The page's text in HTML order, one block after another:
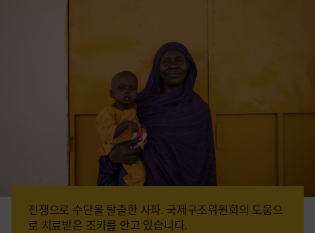
전쟁으로 수단을 탈출한 사파. 국제구조위원회의 도움으
로 치료받은 조카를 안고 있습니다.